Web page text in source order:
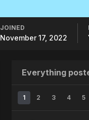
JOINED
November 17, 2022
Everything
1 2 3 4 5